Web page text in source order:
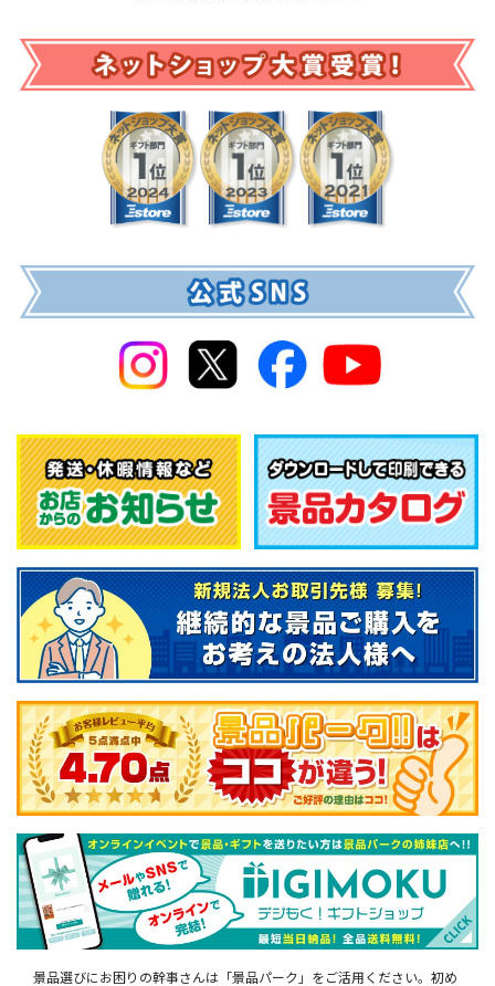
景品選びにお困りの幹事さんは「景品パーク」をご活用ください。初め